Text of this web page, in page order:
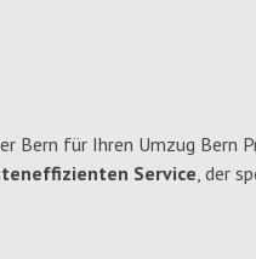
Bern für Ihren Umzug Bern
Service, der